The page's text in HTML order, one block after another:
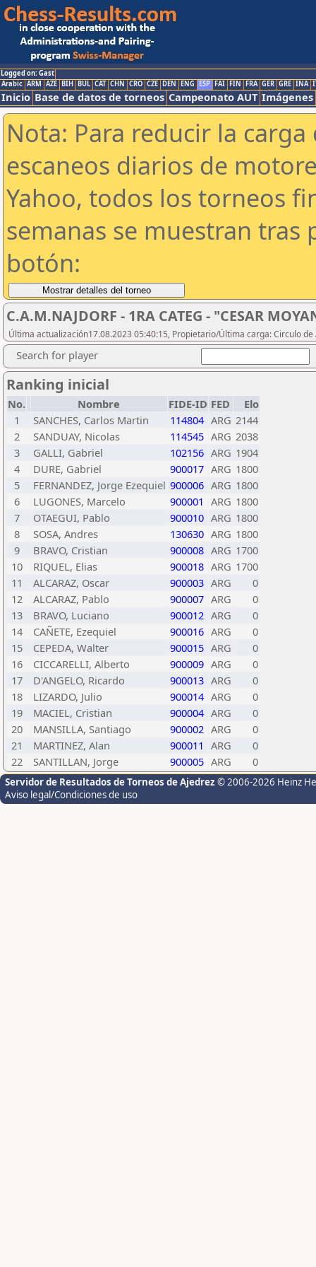
Logged on: Gast
Arabic ARM AZE BIH BUL CAT CHN CRO CZE DEN ENG ESP FAI FIN FRA GER GRE INA
Inicio Base de datos de torneos Campeonato AUT Imágenes
Nota: Para reducir la
escaneos diarios de
Yahoo, todos los torneos
semanas se muestran tras
botón:
C.A.M.NAJDORF - 1RA CATEG - "CESAR
Última actualización17.08.2023 05:40:15, Propietario/Última carga: Circulo
Search for player
Ranking inicial
No. Nombre FIDE-ID FED
Elo
1
SANCHES, Carlos Martin 114804 ARG 2144
2
SANDUAY, Nicolas 114545 ARG 2038
3
GALLI, Gabriel 102156 ARG 1904
4
DURE, Gabriel 900017 ARG 1800
5
FERNANDEZ, Jorge Ezequiel 900006 ARG 1800
6
LUGONES, Marcelo 900001 ARG 1800
7
OTAEGUI, Pablo 900010 ARG 1800
8
SOSA, Andres 130630 ARG 1800
9
BRAVO, Cristian 900008 ARG 1700
10
RIQUEL, Elias 900018 ARG 1700
11
ALCARAZ, Oscar 900003 ARG
0
12
ALCARAZ, Pablo 900007 ARG
0
13
BRAVO, Luciano 900012 ARG
0
14
CAÑETE, Ezequiel 900016 ARG
0
15
CEPEDA, Walter 900015 ARG
0
16
CICCARELLI, Alberto 900009 ARG
0
17
D'ANGELO, Ricardo 900013 ARG
0
18
LIZARDO, Julio 900014 ARG
0
19
MACIEL, Cristian 900004 ARG
0
20
MANSILLA, Santiago 900002 ARG
0
21
MARTINEZ, Alan 900011 ARG
0
22
SANTILLAN, Jorge 900005 ARG 0
Servidor de Resultados de Torneos de Ajedrez © 2006-2026 Heinz
Aviso legal/Condiciones de uso